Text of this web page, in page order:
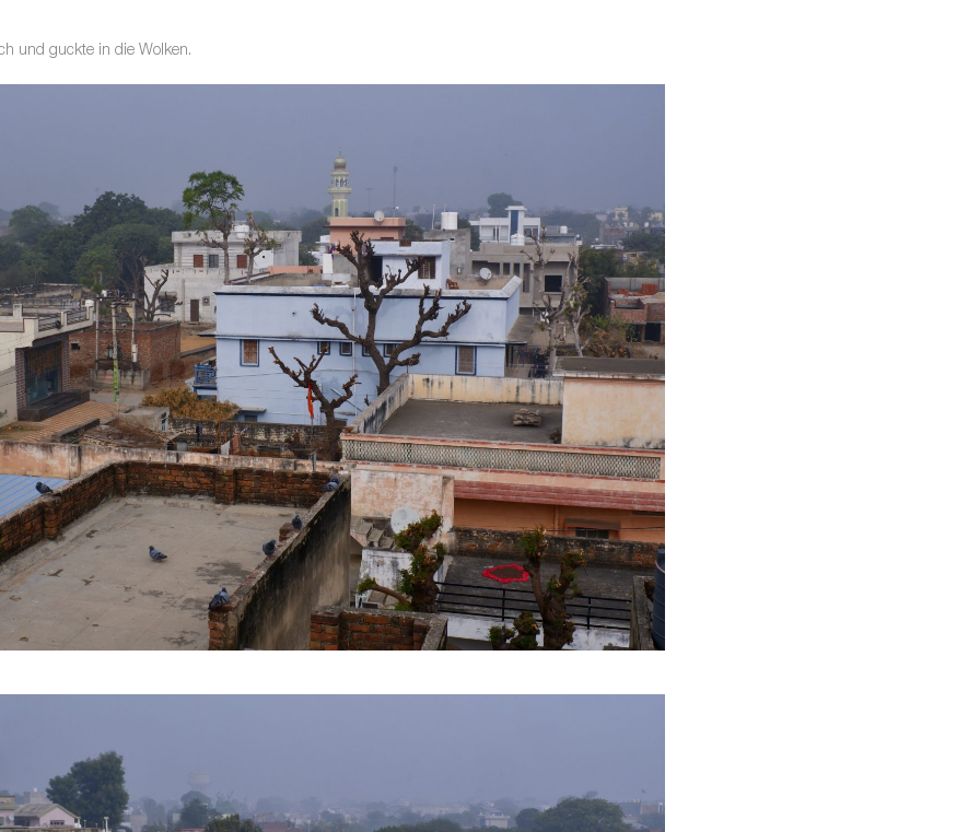
und guckte in die Wolken.